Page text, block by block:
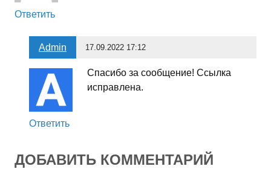
Ответить
Admin 17.09.2022 17:12
Спасибо за сообщение! Ссылка
исправлена.
Ответить
ДОБАВИТЬ КОММЕНТАРИЙ